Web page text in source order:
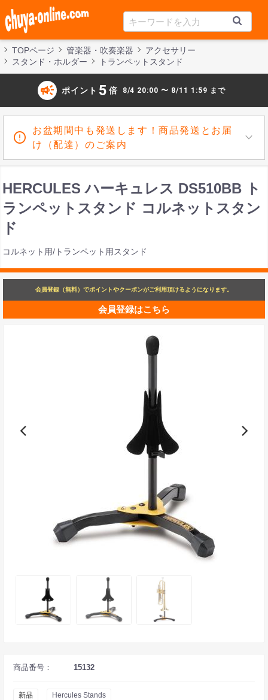
TOPページ 管楽器・吹奏楽器
アクセサリー
スタンド・ホルダー
トランペットスタンド
campaign ポイント 5 倍 8/4 20:00 〜 8/11 1:59 まで
お盆期間中も発送します！商品発送とお届
け（配達）のご案内
HERCULES ハーキュレス DS510BB ト
ランペットスタンド コルネットスタン
ド
コルネット用/トランペット用スタンド
会員登録（無料）でポイントやクーポンがご利用頂けるようになります。
会員登録はこちら
商品番号： 15132
新品 Hercules Stands